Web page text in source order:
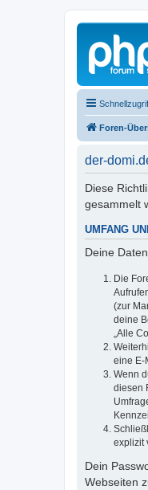
Foren-
der-
Diese
gesammelt
UMFANG
Deine
Die
(zur
deine
„Alle
eine E-
Wenn
diesen
explizit
Dein
Webseiten